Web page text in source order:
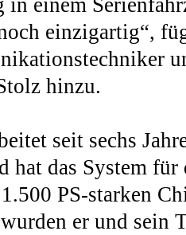
einzigartig“,
hinzu.
seit sechs
hat das System für
PS-starken
er und sein